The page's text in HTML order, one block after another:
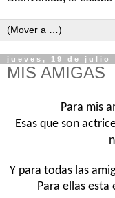
jueves, 19 de julio
MIS AMIGAS
Para mis
Esas que son
Y para todas las
Para ellas